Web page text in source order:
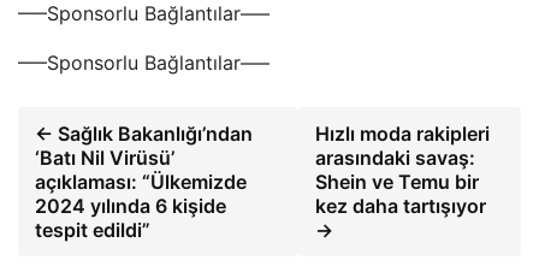
—–Sponsorlu Bağlantılar—–
—–Sponsorlu Bağlantılar—–
← Sağlık Bakanlığı’ndan
‘Batı Nil Virüsü’
açıklaması: “Ülkemizde
2024 yılında 6 kişide
tespit edildi”
Hızlı moda rakipleri
arasındaki savaş:
Shein ve Temu bir
kez daha tartışıyor
→